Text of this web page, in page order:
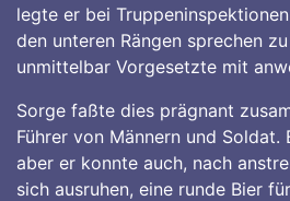
legte er bei
den unteren Rängen sprechen
unmittelbar Vorgesetzte mit
Sorge faßte dies prägnant
Führer von Männern und Soldat.
aber er konnte auch, nach
sich ausruhen, eine runde Bier